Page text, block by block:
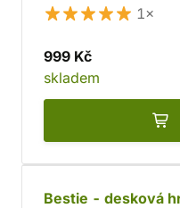
1×
999 Kč
skladem
Bestie - desková